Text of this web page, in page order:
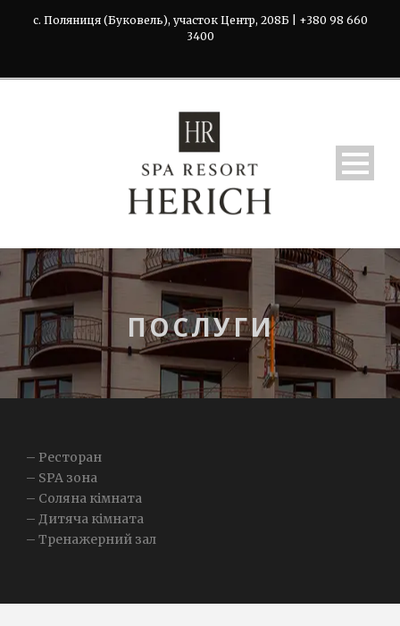
с. Поляниця (Буковель), участок Центр, 208Б | +380 98 660
3400
ПОСЛУГИ
– Ресторан
– SPA зона
– Соляна кімната
– Дитяча кімната
– Тренажерний зал